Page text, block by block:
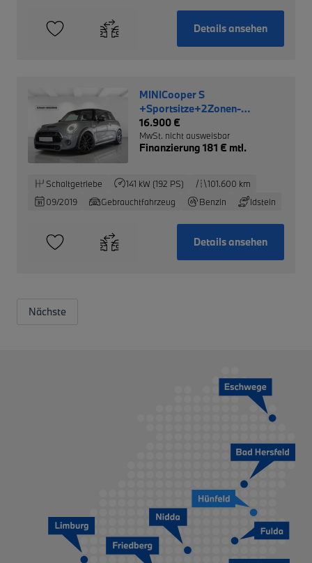
Details ansehen
MINICooper S
+Sportsitze+2Zonen-
Klimaautom+SHZ+PDCv+h
16.900 €
MwSt. nicht ausweisbar
Finanzierung 181 € mtl.
Schaltgetriebe 141 kW (192 PS)
101.600 km
09/2019
Gebrauchtfahrzeug Benzin Idstein
Details ansehen
Nächste